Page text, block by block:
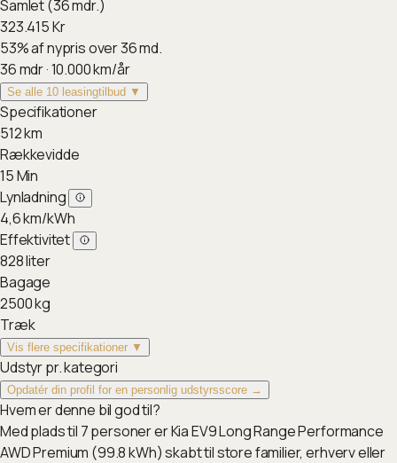
Samlet (36 mdr.)
323.415Kr
53%af nypris over 36 md.
36mdr ·10.000km/år
Se alle 10 leasingtilbud ▼
Specifikationer
512km
Rækkevidde
15Min
Lynladning
4,6km/kWh
Effektivitet
828liter
Bagage
2500kg
Træk
Vis flere specifikationer ▼
Udstyr pr. kategori
Opdatér din profil for en personlig udstyrsscore →
Hvem er denne bil god til?
Med plads til 7 personer er Kia EV9 Long Range Performance
AWD Premium (99.8 kWh) skabt til store familier, erhverv eller